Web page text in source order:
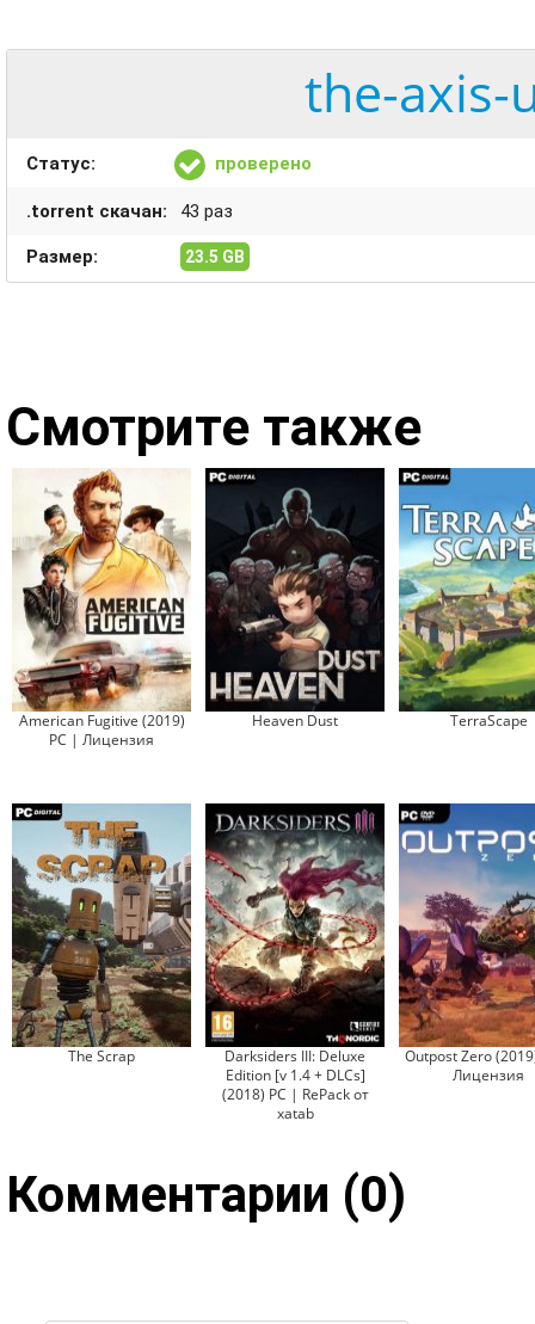
the-axis-
Статус: проверено
.torrent скачан: 43 раз
Размер: 23.5 GB
Смотрите также
American Fugitive (2019)
PC | Лицензия
Heaven Dust TerraScape
The Scrap
Darksiders III: Deluxe
Edition [v 1.4 + DLCs]
(2018) PC | RePack от
xatab
Outpost Zero
Лицензия
Комментарии (0)